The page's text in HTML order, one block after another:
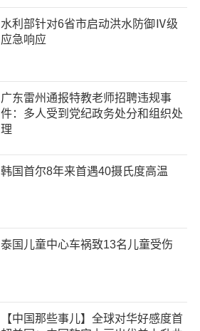
水利部针对6省市启动洪水防御Ⅳ级
应急响应
广东雷州通报特教老师招聘违规事
件：多人受到党纪政务处分和组织处
理
韩国首尔8年来首遇40摄氏度高温
泰国儿童中心车祸致13名儿童受伤
【中国那些事儿】全球对华好感度首